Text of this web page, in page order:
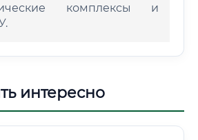
комплексы и
интересно